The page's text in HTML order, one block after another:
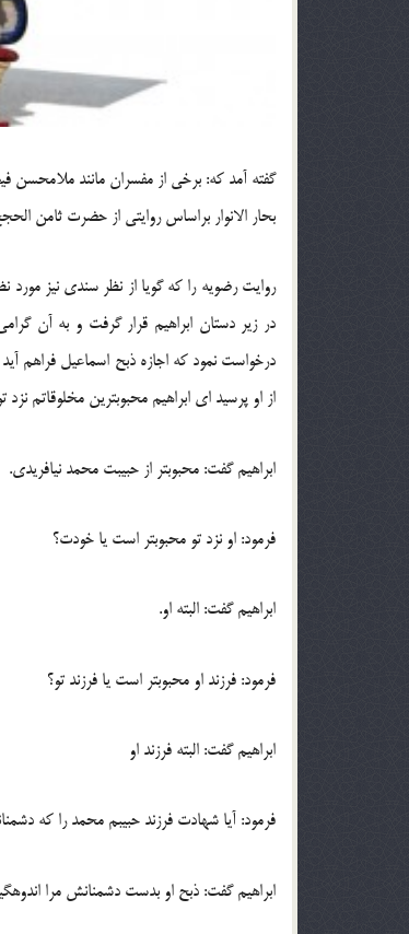
گفته آمد كه: برخي از مفسران مانند ملامحسن
بحار الانوار براساس روايتي از حضرت ثامن
روايت رضويه را که گويا از نظر سندي نيز
در زير دستان ابراهيم قرار گرفت و به آن
درخواست نمود که اجازه ذبح اسماعيل فراهم
از او پرسيد اي ابراهيم محبوبترين مخلوقاتم
ابراهيم گفت: محبوبتر از حبيبت محمد نيافريدي.
فرمود: او نزد تو محبوبتر است يا خودت؟
ابراهيم گفت: البته او.
فرمود: فرزند او محبوبتر است يا فرزند تو؟
ابراهيم گفت: البته فرزند او
فرمود: آيا شهادت فرزند حبيبم محمد را که
ابراهيم گفت: ذبح او بدست دشمنانش مرا